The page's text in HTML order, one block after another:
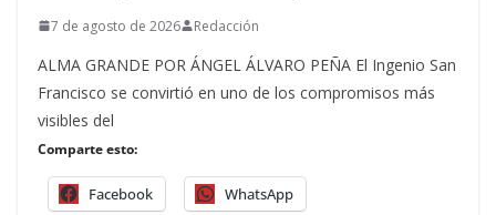
7 de agosto de 2026 Redacción
ALMA GRANDE POR ÁNGEL ÁLVARO PEÑA El Ingenio San
Francisco se convirtió en uno de los compromisos más
visibles del
Comparte esto:
Facebook WhatsApp